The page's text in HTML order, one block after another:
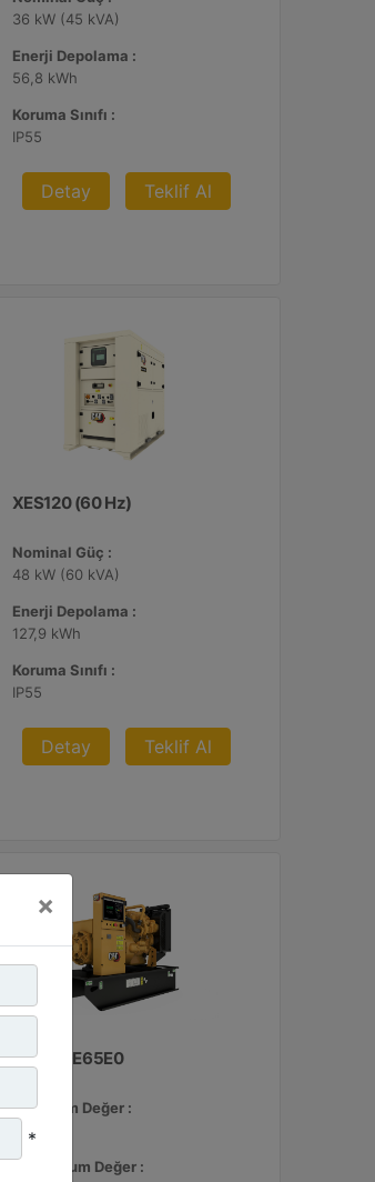
36 kW (45 kVA)
Enerji Depolama :
56,8 kWh
Koruma Sınıfı :
IP55
Detay Teklif Al
XES120 (60 Hz)
Nominal Güç :
48 kW (60 kVA)
Enerji Depolama :
127,9 kWh
Koruma Sınıfı :
IP55
Detay Teklif Al
C3.3 | DE65E0
Minimum Değer :
65 kVA
Maksimum Değer :
×
*